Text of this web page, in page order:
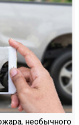
необычного